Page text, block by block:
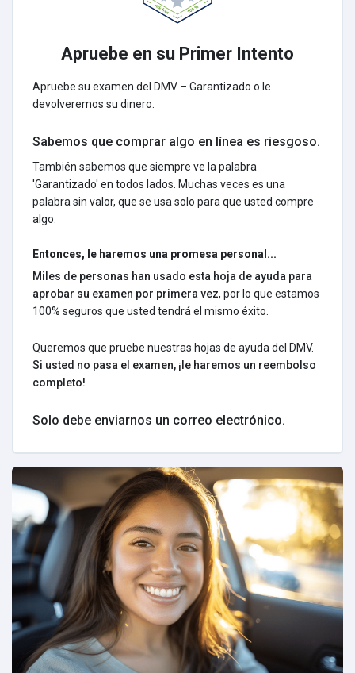
Apruebe en su Primer Intento
Apruebe su examen del DMV – Garantizado o le
devolveremos su dinero.
Sabemos que comprar algo en línea es riesgoso.
También sabemos que siempre ve la palabra
'Garantizado' en todos lados. Muchas veces es una
palabra sin valor, que se usa solo para que usted compre
algo.
Entonces, le haremos una promesa personal...
Miles de personas han usado esta hoja de ayuda para
aprobar su examen por primera vez, por lo que estamos
100% seguros que usted tendrá el mismo éxito.
Queremos que pruebe nuestras hojas de ayuda del DMV.
Si usted no pasa el examen, ¡le haremos un reembolso
completo!
Solo debe enviarnos un correo electrónico.